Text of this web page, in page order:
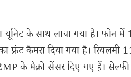
के साथ लाया गया है। फोन
फ्रंट कैमरा दिया गया है।
के मैक्रो सेंसर दिए गए हैं।